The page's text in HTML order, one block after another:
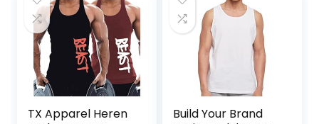
TX Apparel Heren
Build Your Brand